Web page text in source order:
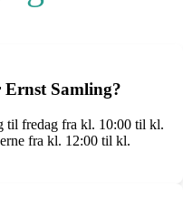
Samling?
til fredag fra kl. 10:00 til kl.
fra kl. 12:00 til kl.